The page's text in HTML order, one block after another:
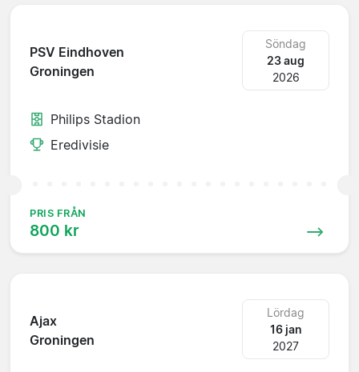
PSV Eindhoven
Groningen
Söndag
23 aug
2026
Philips Stadion
Eredivisie
PRIS FRÅN
800 kr
Ajax
Groningen
Lördag
16 jan
2027